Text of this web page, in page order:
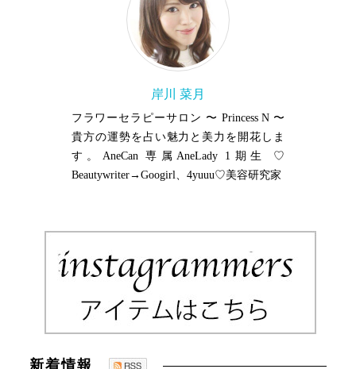
岸川 菜月
フラワーセラピーサロン 〜 Princess N 〜
貴方の運勢を占い魅力と美力を開花しま
す。AneCan 専属AneLady 1期生 ♡
Beautywriter→Googirl、4yuuu♡美容研究家
新着情報